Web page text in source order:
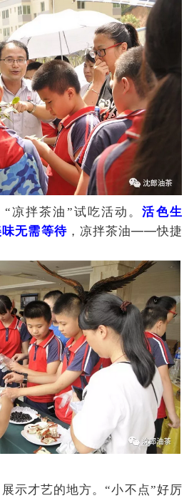
“凉拌茶油”试吃活动。活色生
味无需等待，凉拌茶油——快捷
示才艺的地方。“小不点”好厉